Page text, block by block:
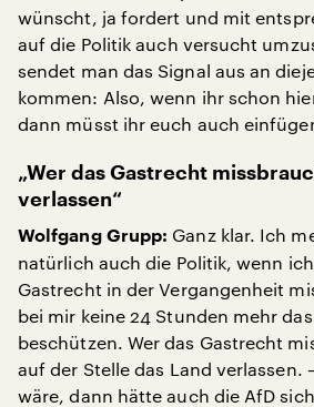
wünscht, ja fordert und mit
auf die Politik auch versucht
sendet man das Signal aus an
kommen: Also, wenn ihr schon
dann müsst ihr euch auch
„Wer das Gastrecht
verlassen“
Wolfgang Grupp: Ganz klar. Ich
natürlich auch die Politik, wenn
Gastrecht in der Vergangenheit
bei mir keine 24 Stunden mehr
beschützen. Wer das Gastrecht
auf der Stelle das Land verlassen.
wäre, dann hätte auch die AfD